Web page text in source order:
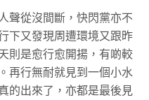
聲從沒間斷，快閃黨亦不
下又發現周遭環境又跟昨
則是愈行愈開揚，有啲較
再行無耐就見到一個小水
的出來了，亦都是最後見